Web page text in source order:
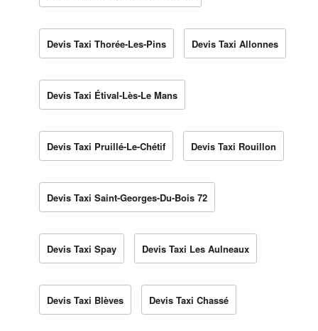
Devis Taxi Thorée-Les-Pins Devis Taxi Allonnes
Devis Taxi Étival-Lès-Le Mans
Devis Taxi Pruillé-Le-Chétif Devis Taxi Rouillon
Devis Taxi Saint-Georges-Du-Bois 72
Devis Taxi Spay Devis Taxi Les Aulneaux
Devis Taxi Blèves Devis Taxi Chassé